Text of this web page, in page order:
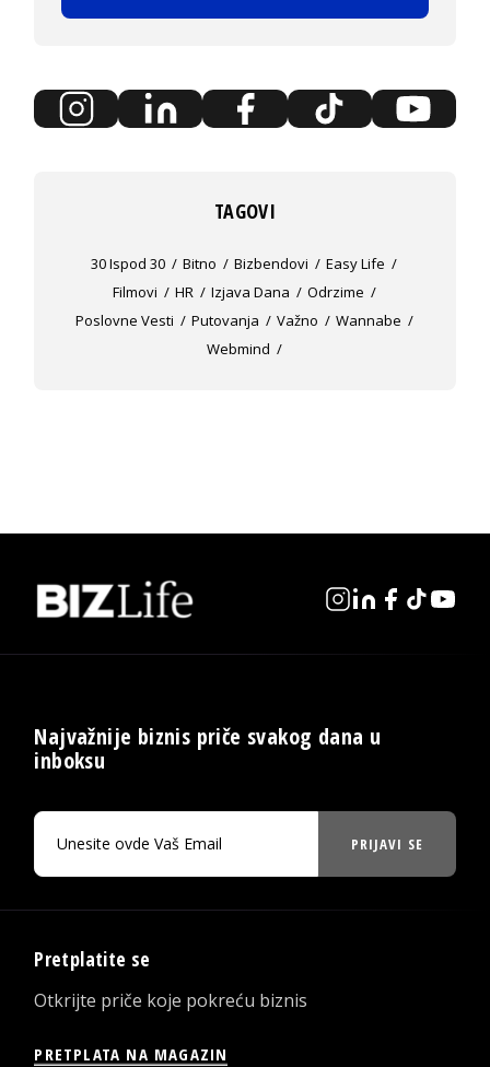
TAGOVI
30 Ispod 30 Bitno Bizbendovi
Easy Life
Filmovi
HR Izjava Dana
Odrzime
Poslovne Vesti
Putovanja Važno
Wannabe
Webmind
Najvažnije biznis priče svakog dana u
inboksu
PRIJAVI SE
Pretplatite se
Otkrijte priče koje pokreću biznis
PRETPLATA NA MAGAZIN